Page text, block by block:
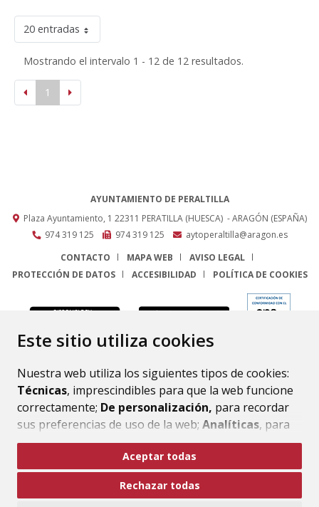
Este sitio utiliza cookies
Nuestra web utiliza los siguientes tipos de cookies:
Técnicas, imprescindibles para que la web funcione
correctamente; De personalización, para recordar
sus preferencias de uso de la web; Analíticas, para
mejorar el funcionamiento de la web y sus servicios.
Si acepta pulsando el botón“Aceptar todas”
consideramos que acepta su uso. Si pulsa el botón
Aceptar todas
Rechazar todas
20 entradas
Mostrando el intervalo 1 - 12 de 12 resultados.
1
AYUNTAMIENTO DE PERALTILLA
Plaza Ayuntamiento, 1 22311 PERATILLA (HUESCA) - ARAGÓN (ESPAÑA)
974 319 125
974 319 125
aytoperaltilla@aragon.es
CONTACTO
MAPA WEB
AVISO LEGAL
PROTECCIÓN DE DATOS
ACCESIBILIDAD POLÍTICA DE COOKIES